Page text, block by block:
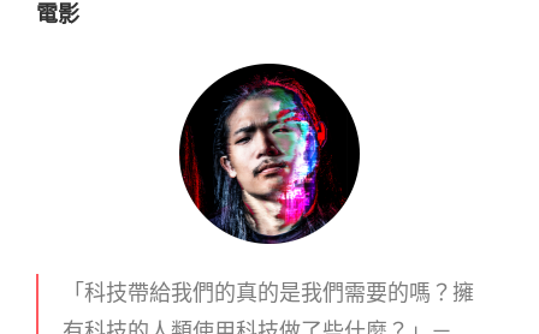
電影
「科技帶給我們的真的是我們需要的嗎？擁